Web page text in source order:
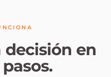
decisión en